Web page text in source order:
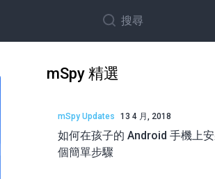
搜尋
mSpy 精選
mSpy Updates 13 4 月, 2018
如何在孩子的 Android 手機上
個簡單步驟